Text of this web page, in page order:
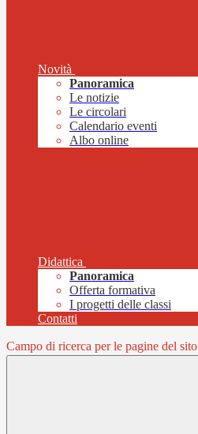
Novità
Panoramica
Le notizie
Le circolari
Calendario eventi
Albo online
Didattica
Panoramica
Offerta formativa
I progetti delle classi
Contatti
Campo di ricerca per le pagine del sito